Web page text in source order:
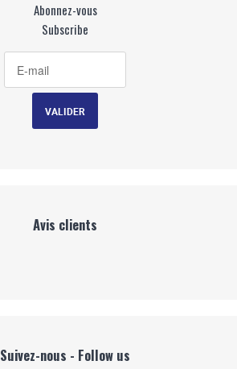
Abonnez-vous
Subscribe
Avis clients
Suivez-nous - Follow us